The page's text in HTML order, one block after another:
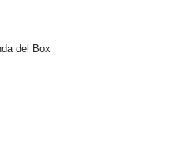
del Box